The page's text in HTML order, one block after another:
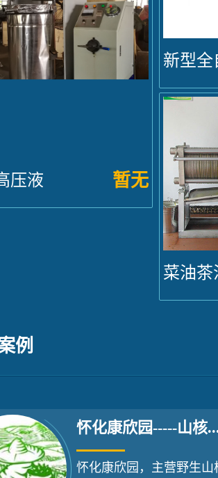
压液 暂无
新型全
式液压
菜油茶
例
怀化康欣园-----山核
怀化康欣园，主营野生